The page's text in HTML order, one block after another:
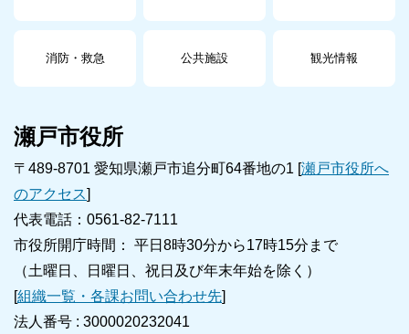
消防・救急 公共施設 観光情報
瀬戸市役所
〒489-8701 愛知県瀬戸市追分町64番地の1 [瀬戸市役所へ
のアクセス]
代表電話：0561-82-7111
市役所開庁時間： 平日8時30分から17時15分まで
（土曜日、日曜日、祝日及び年末年始を除く）
[組織一覧・各課お問い合わせ先]
法人番号 : 3000020232041